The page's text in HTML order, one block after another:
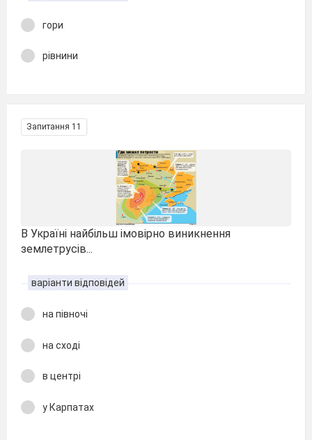
гори
рівнини
Запитання 11
В Україні найбільш імовірно виникнення
землетрусів...
варіанти відповідей
на півночі
на сході
в центрі
у Карпатах